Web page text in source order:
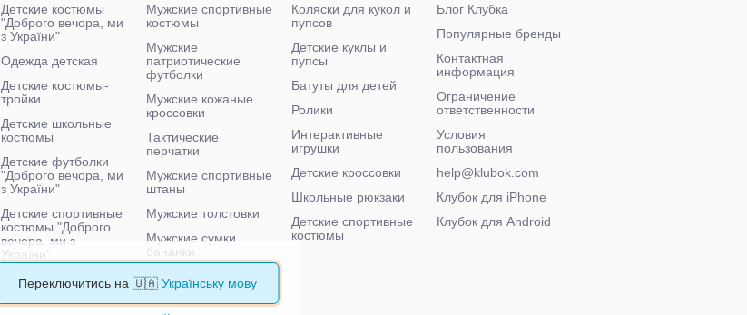
Детские костюмы
"Доброго вечора, ми
з України"
Одежда детская
Детские костюмы-
тройки
Детские школьные
костюмы
Детские футболки
"Доброго вечора, ми
з України"
Детские спортивные
костюмы "Доброго
вечора, ми з
України"
Детские велосипеды
Мужские спортивные
костюмы
Мужские
патриотические
футболки
Мужские кожаные
кроссовки
Тактические
перчатки
Мужские спортивные
штаны
Мужские толстовки
Мужские сумки
бананки
Мужские тактические
кроссовки
Коляски для кукол и
пупсов
Детские куклы и
пупсы
Батуты для детей
Ролики
Интерактивные
игрушки
Детские кроссовки
Школьные рюкзаки
Детские спортивные
костюмы
Блог Клубка
Популярные бренды
Контактная
информация
Ограничение
ответственности
Условия
пользования
help@klubok.com
Клубок для iPhone
Клубок для Android
Переключитись на 🇺🇦 Українську мову